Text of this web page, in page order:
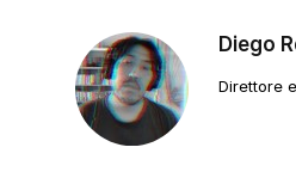
Diego
Direttore